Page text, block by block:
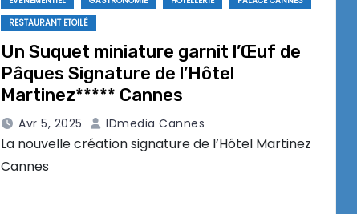
RESTAURANT ETOILÉ
Un Suquet miniature garnit l’Œuf de
Pâques Signature de l’Hôtel
Martinez***** Cannes
Avr 5, 2025 IDmedia Cannes
La nouvelle création signature de l’Hôtel Martinez
Cannes